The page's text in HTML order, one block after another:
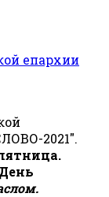
епархии
2021".